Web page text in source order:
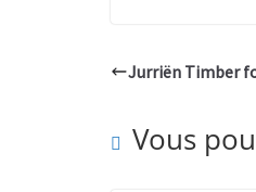
Jurriën Timber
Vous